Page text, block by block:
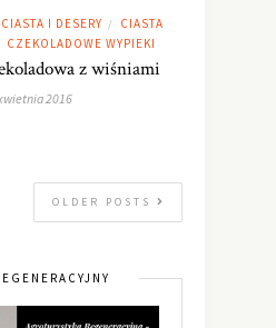
CIASTA I DESERY /
CIASTA
CZEKOLADOWE WYPIEKI
z wiśniami
2016
OLDER POSTS